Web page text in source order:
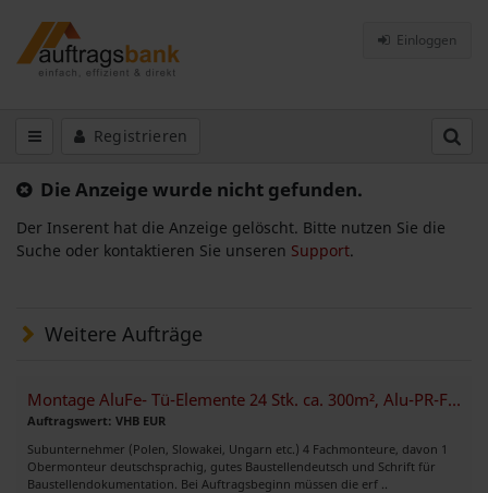
Einloggen
Registrieren
Die Anzeige wurde nicht gefunden.
Der Inserent hat die Anzeige gelöscht. Bitte nutzen Sie die
Suche oder kontaktieren Sie unseren Support.
Weitere Aufträge
Montage AluFe- Tü-Elemente 24 Stk. ca. 300m², Alu-PR-Fassade ca. 30 m²
Auftragswert: VHB EUR
Subunternehmer (Polen, Slowakei, Ungarn etc.) 4 Fachmonteure, davon 1
Obermonteur deutschsprachig, gutes Baustellendeutsch und Schrift für
Baustellendokumentation. Bei Auftragsbeginn müssen die erf ..